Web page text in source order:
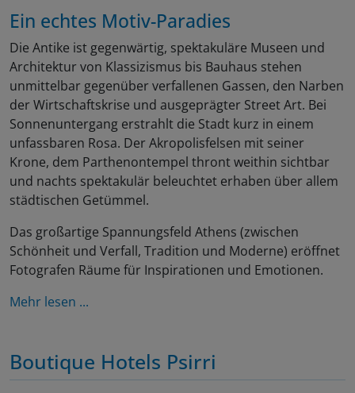
Ein echtes Motiv-Paradies
Die Antike ist gegenwärtig, spektakuläre Museen und
Architektur von Klassizismus bis Bauhaus stehen
unmittelbar gegenüber verfallenen Gassen, den Narben
der Wirtschaftskrise und ausgeprägter Street Art. Bei
Sonnenuntergang erstrahlt die Stadt kurz in einem
unfassbaren Rosa. Der Akropolisfelsen mit seiner
Krone, dem Parthenontempel thront weithin sichtbar
und nachts spektakulär beleuchtet erhaben über allem
städtischen Getümmel.
Das großartige Spannungsfeld Athens (zwischen
Schönheit und Verfall, Tradition und Moderne) eröffnet
Fotografen Räume für Inspirationen und Emotionen.
Mehr lesen ...
Boutique Hotels Psirri